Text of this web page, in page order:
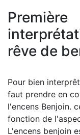
Première
rêve de
Pour bien
faut prendre en
l'encens Benjoin.
fonction de
L'encens benjoin